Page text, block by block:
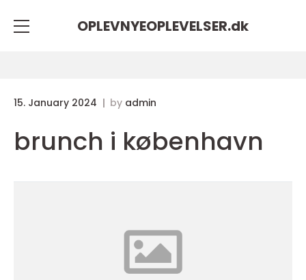
OPLEVNYEOPLEVELSER.dk
15. January 2024 by admin
brunch i københavn